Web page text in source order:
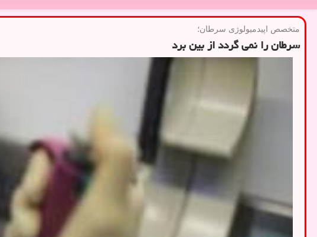
متخصص اپیدمیولوژی سرطان؛
سرطان را نمی گردد از بین برد